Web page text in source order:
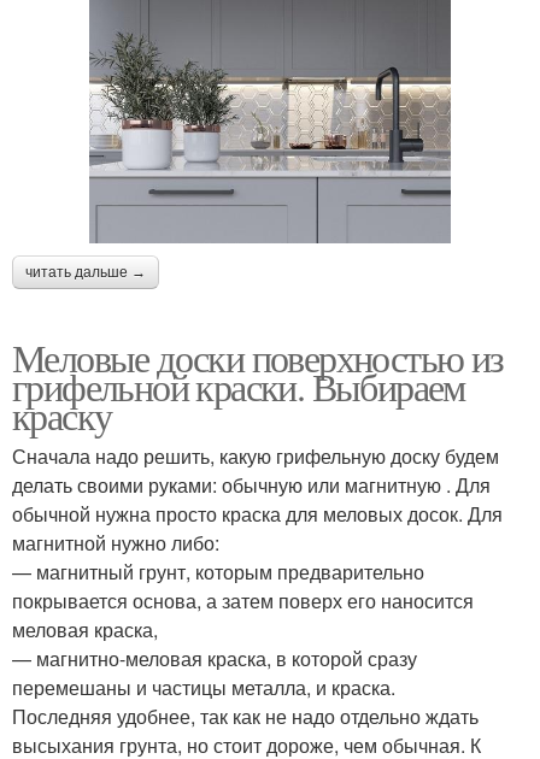
читать дальше →
Меловые доски поверхностью из
грифельной краски. Выбираем
краску
Сначала надо решить, какую грифельную доску будем
делать своими руками: обычную или магнитную . Для
обычной нужна просто краска для меловых досок. Для
магнитной нужно либо:
— магнитный грунт, которым предварительно
покрывается основа, а затем поверх его наносится
меловая краска,
— магнитно-меловая краска, в которой сразу
перемешаны и частицы металла, и краска.
Последняя удобнее, так как не надо отдельно ждать
высыхания грунта, но стоит дороже, чем обычная. К